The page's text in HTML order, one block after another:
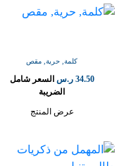
كلمة, حرية, مقص
34.50 ر.س السعر شامل
الضريبة
عرض المنتج